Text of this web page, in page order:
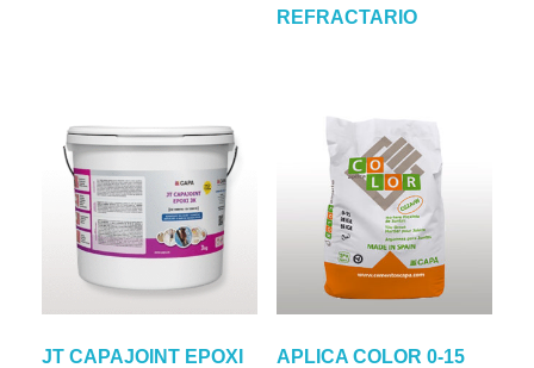
REFRACTARIO
JT CAPAJOINT EPOXI APLICA COLOR 0-15